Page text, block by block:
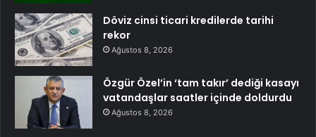
Döviz cinsi ticari kredilerde tarihi
rekor
Ağustos 8, 2026
Özgür Özel’in ‘tam takır’ dediği kasayı
vatandaşlar saatler içinde doldurdu
Ağustos 8, 2026